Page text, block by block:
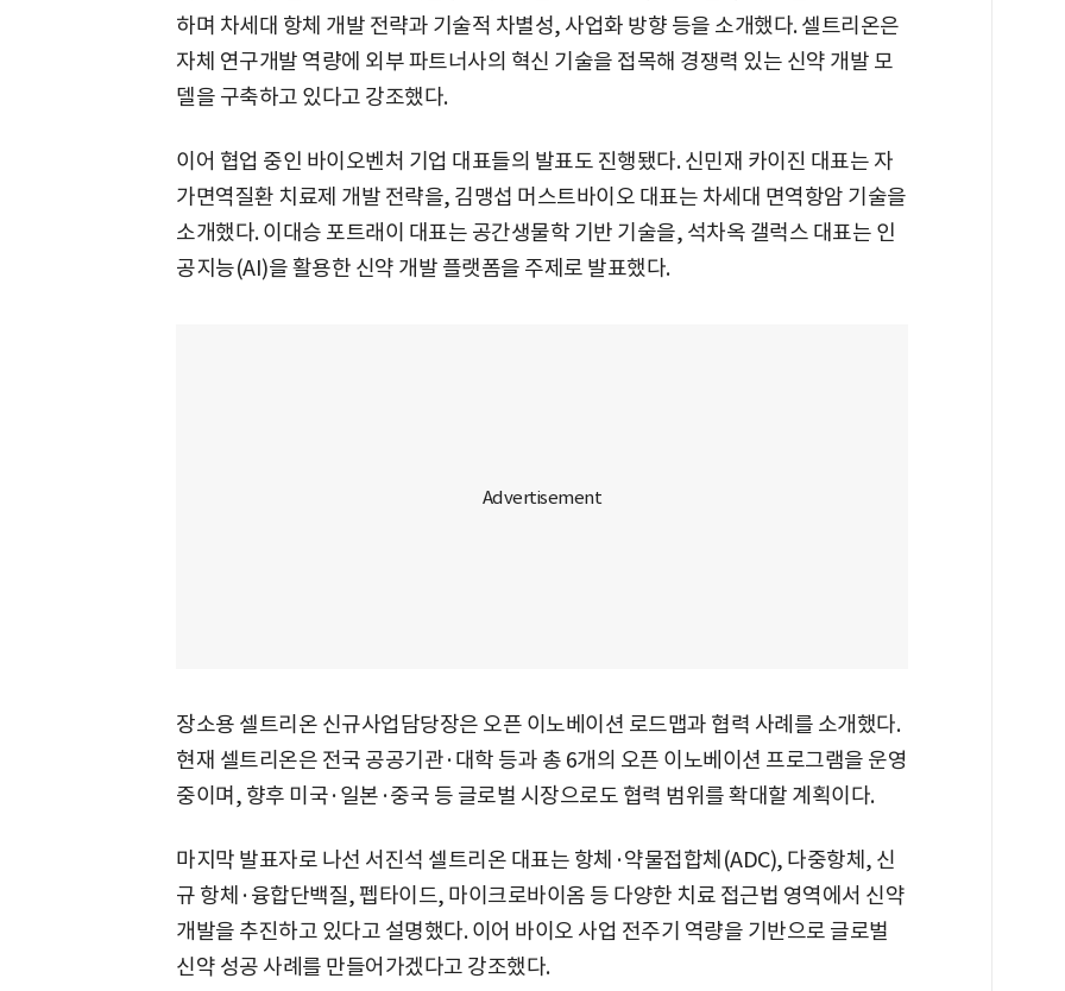
하며 차세대 항체 개발 전략과 기술적 차별성, 사업화 방향 등을 소개했다. 셀트리온은
자체 연구개발 역량에 외부 파트너사의 혁신 기술을 접목해 경쟁력 있는 신약 개발 모
델을 구축하고 있다고 강조했다.
이어 협업 중인 바이오벤처 기업 대표들의 발표도 진행됐다. 신민재 카이진 대표는 자
가면역질환 치료제 개발 전략을, 김맹섭 머스트바이오 대표는 차세대 면역항암 기술을
소개했다. 이대승 포트래이 대표는 공간생물학 기반 기술을, 석차옥 갤럭스 대표는 인
공지능(AI)을 활용한 신약 개발 플랫폼을 주제로 발표했다.
장소용 셀트리온 신규사업담당장은 오픈 이노베이션 로드맵과 협력 사례를 소개했다.
현재 셀트리온은 전국 공공기관·대학 등과 총 6개의 오픈 이노베이션 프로그램을 운영
중이며, 향후 미국·일본·중국 등 글로벌 시장으로도 협력 범위를 확대할 계획이다.
마지막 발표자로 나선 서진석 셀트리온 대표는 항체·약물접합체(ADC), 다중항체, 신
규 항체·융합단백질, 펩타이드, 마이크로바이옴 등 다양한 치료 접근법 영역에서 신약
개발을 추진하고 있다고 설명했다. 이어 바이오 사업 전주기 역량을 기반으로 글로벌
신약 성공 사례를 만들어가겠다고 강조했다.